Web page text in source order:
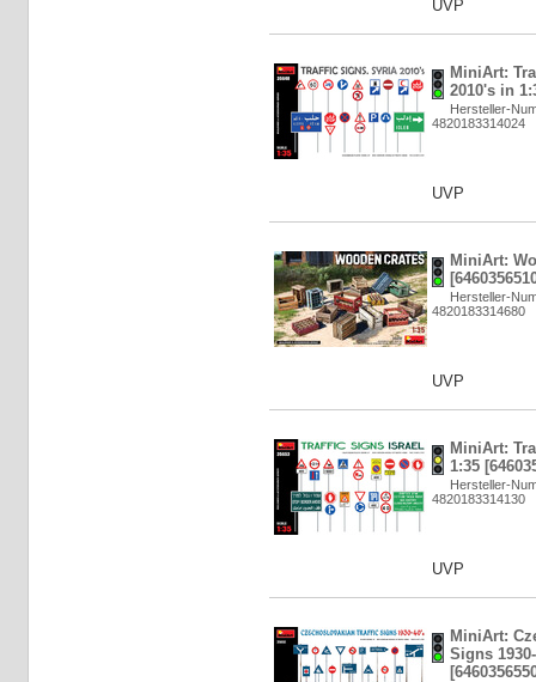
UVP
MiniArt:
2010's in
Hersteller-
4820183314024
UVP
MiniArt:
Hersteller-
4820183314680
UVP
MiniArt:
1:35
Hersteller-
4820183314130
UVP
MiniArt:
Signs